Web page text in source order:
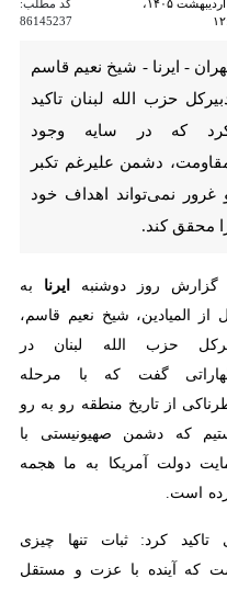
- ایرنا - شیخ نعیم قاسم
در سایه وجود مقاومت، دشمن
تکبر و غرور نمی‌تواند
خود را محقق کند.
گزارش روز دوشنبهایرنابه نقل از
شیخ نعیم قاسم، دبیرکل
خطرناکی از تاریخ منطقه رو به
هستیم که دشمن صهیونیستی با
دولت آمریکا به ما هجمه
است.
تاکید کرد: ثبات تنها چیزی است
آینده با عزت و مستقل کشور، نسل
منطقه و هم پیمانانمان را رقم می
سرزمین و آینده ما با زور است
مقاومت آزادسازی سرزمین